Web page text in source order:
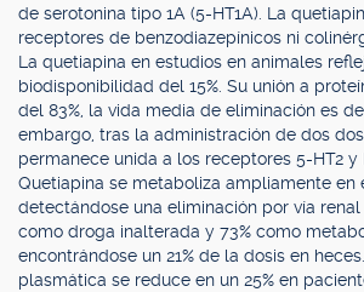
de serotonina tipo 1A (5-HT1A). La
receptores de benzodiazepínicos ni
La quetiapina en estudios en animales
biodisponibilidad del 15%. Su unión a
del 83%, la vida media de eliminación es
embargo, tras la administración de dos
permanece unida a los receptores 5-HT2 y
Quetiapina se metaboliza ampliamente en
detectándose una eliminación por vía
como droga inalterada y 73% como
encontrándose un 21% de la dosis en
plasmática se reduce en un 25% en